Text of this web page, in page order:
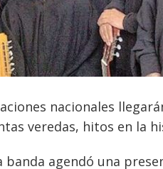
nacionales
veredas, hitos en la
banda agendó una